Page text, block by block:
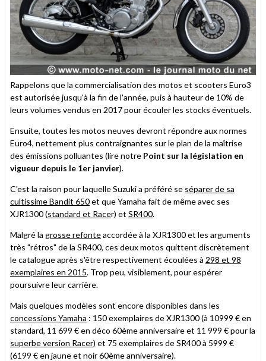
Rappelons que la commercialisation des motos et scooters Euro3
est autorisée jusqu'à la fin de l'année, puis à hauteur de 10% de
leurs volumes vendus en 2017 pour écouler les stocks éventuels.
Ensuite, toutes les motos neuves devront répondre aux normes
Euro4, nettement plus contraignantes sur le plan de la maîtrise
des émissions polluantes (lire notre Point sur la législation en
vigueur depuis le 1er janvier).
C'est la raison pour laquelle Suzuki a préféré se séparer de sa
cultissime Bandit 650et que Yamaha fait de même avec ses
XJR1300 (standard et Racer) et SR400.
Malgré la grosse refonteaccordée à la XJR1300 et les arguments
très "rétros" de la SR400, ces deux motos quittent discrètement
le catalogue après s'être respectivement écoulées à 298 et 98
exemplaires en 2015. Trop peu, visiblement, pour espérer
poursuivre leur carrière.
Mais quelques modèles sont encore disponibles dans les
concessions Yamaha : 150 exemplaires de XJR1300 (à 10999 € en
standard, 11 699 € en déco 60ème anniversaire et 11 999 € pour la
superbe version Racer) et 75 exemplaires de SR400 à 5999 €
(6199 € en jaune et noir 60ème anniversaire).